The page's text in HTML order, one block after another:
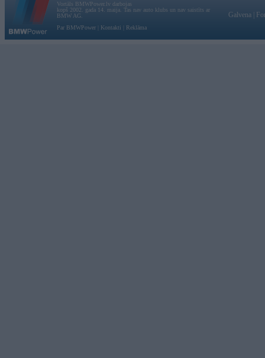
Vortāls BMWPower.lv darbojas
kopš 2002. gada 14. maija. Tas nav auto klubs un nav saistīts ar
BMW AG.
Par BMWPower
Kontakti Reklāma
Galvena